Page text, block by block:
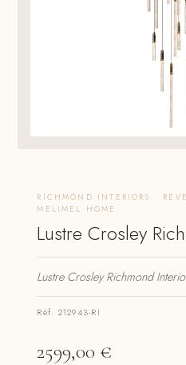
RICHMOND INTERIORS ·
MELIMEL HOME
Lustre Crosley
Lustre Crosley Richmond
Réf. 212943-RI
2599,00 €